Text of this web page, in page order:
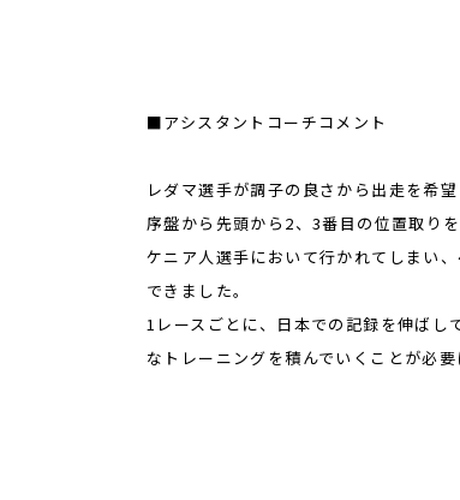
■アシスタントコーチコメント
レダマ選手が調子の良さから出走を希望
序盤から先頭から2、3番目の位置取り
ケニア人選手において行かれてしまい
できました。
1レースごとに、日本での記録を伸ばし
なトレーニングを積んでいくことが必要